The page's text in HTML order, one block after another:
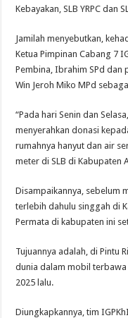
Kebayakan, SLB YRPC dan
Jamilah menyebutkan,
Ketua Pimpinan Cabang 7
Pembina, Ibrahim SPd dan
Win Jeroh Miko MPd
“Pada hari Senin dan
menyerahkan donasi
rumahnya hanyut dan air
meter di SLB di Kabupaten
Disampaikannya, sebelum
terlebih dahulu singgah di
Permata di kabupaten ini
Tujuannya adalah, di Pintu
dunia dalam mobil
2025 lalu.
Diungkapkannya, tim